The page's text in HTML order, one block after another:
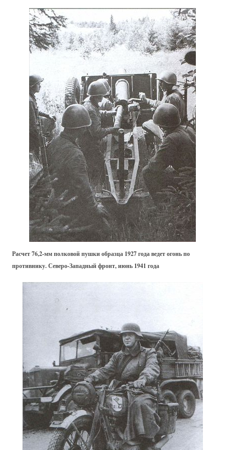
Расчет 76,2-мм полковой пушки образца 1927 года ведет огонь по
противнику. Северо-Западный фронт, июнь 1941 года